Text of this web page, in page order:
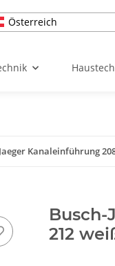
Österreich
Kanaleinführung
Busch-
212